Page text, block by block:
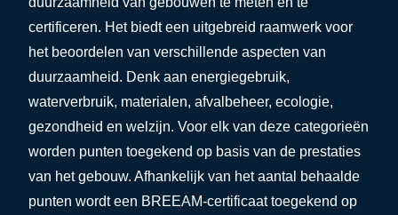
certificeren. Het biedt een uitgebreid raamwerk voor
het beoordelen van verschillende aspecten van
duurzaamheid. Denk aan energiegebruik,
waterverbruik, materialen, afvalbeheer, ecologie,
gezondheid en welzijn. Voor elk van deze categorieën
worden punten toegekend op basis van de prestaties
van het gebouw. Afhankelijk van het aantal behaalde
punten wordt een BREEAM-certificaat toegekend op